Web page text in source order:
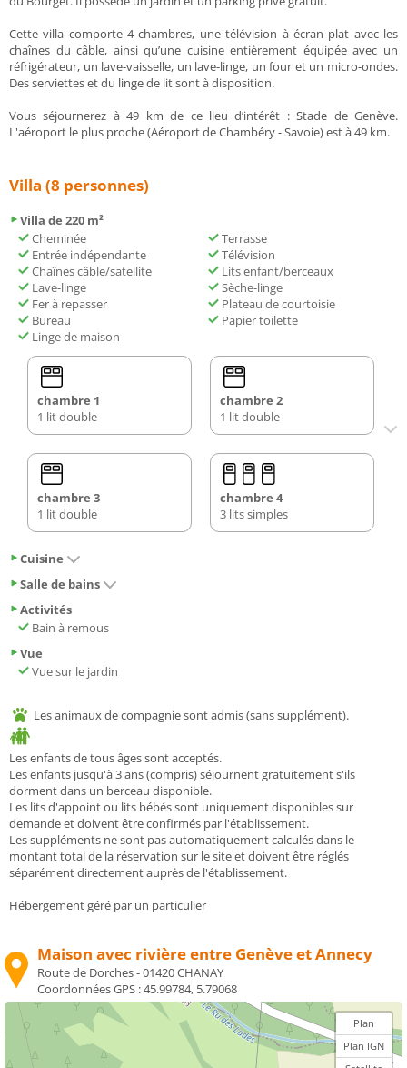
Cette villa comporte 4 chambres, une télévision à écran plat avec les
chaînes du câble, ainsi qu’une cuisine entièrement équipée avec un
réfrigérateur, un lave-vaisselle, un lave-linge, un four et un micro-ondes.
Des serviettes et du linge de lit sont à disposition.
Vous séjournerez à 49 km de ce lieu d’intérêt : Stade de Genève.
L'aéroport le plus proche (Aéroport de Chambéry - Savoie) est à 49 km.
Villa (8 personnes)
Villa de 220 m²
Cheminée
Terrasse
Entrée indépendante
Télévision
Chaînes câble/satellite
Lits enfant/berceaux
Lave-linge
Sèche-linge
Fer à repasser
Plateau de courtoisie
Bureau
Papier toilette
Linge de maison
chambre 1
1 lit double
chambre 2
1 lit double
chambre 3
1 lit double
chambre 4
3 lits simples
Cuisine
Salle de bains
Activités
Bain à remous
Vue
Vue sur le jardin
Les animaux de compagnie sont admis (sans supplément).
Les enfants de tous âges sont acceptés.
Les enfants jusqu'à 3 ans (compris) séjournent gratuitement s'ils
dorment dans un berceau disponible.
Les lits d'appoint ou lits bébés sont uniquement disponibles sur
demande et doivent être confirmés par l'établissement.
Les suppléments ne sont pas automatiquement calculés dans le
montant total de la réservation sur le site et doivent être réglés
séparément directement auprès de l'établissement.
Hébergement géré par un particulier
Maison avec rivière entre Genève et Annecy
Route de Dorches - 01420 CHANAY
Coordonnées GPS :45.99784, 5.79068
Plan
Plan IGN